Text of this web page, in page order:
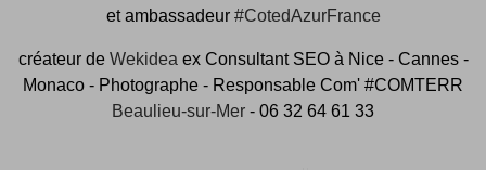
et ambassadeur #CotedAzurFrance
créateur de Wekidea ex Consultant SEO à Nice - Cannes -
Monaco - Photographe - Responsable Com' #COMTERR
Beaulieu-sur-Mer - 06 32 64 61 33